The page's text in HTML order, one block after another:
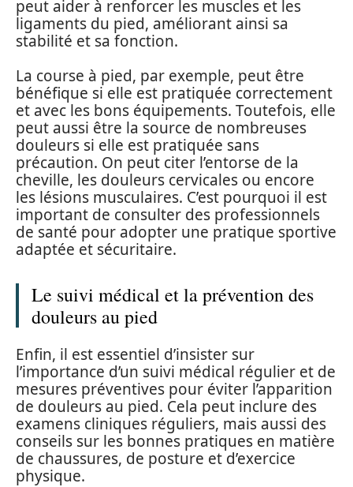
peut aider à renforcer les muscles et les
ligaments du pied, améliorant ainsi sa
stabilité et sa fonction.
La course à pied, par exemple, peut être
bénéfique si elle est pratiquée correctement
et avec les bons équipements. Toutefois, elle
peut aussi être la source de nombreuses
douleurs si elle est pratiquée sans
précaution. On peut citer l’entorse de la
cheville, les douleurs cervicales ou encore
les lésions musculaires. C’est pourquoi il est
important de consulter des professionnels
de santé pour adopter une pratique sportive
adaptée et sécuritaire.
Le suivi médical et la prévention des
douleurs au pied
Enfin, il est essentiel d’insister sur
l’importance d’un suivi médical régulier et de
mesures préventives pour éviter l’apparition
de douleurs au pied. Cela peut inclure des
examens cliniques réguliers, mais aussi des
conseils sur les bonnes pratiques en matière
de chaussures, de posture et d’exercice
physique.